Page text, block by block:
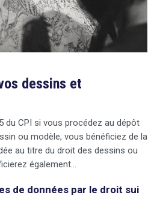
dessins et
du CPI si vous procédez au dépôt
ou modèle, vous bénéficiez de la
au titre du droit des dessins ou
également…
de données par le droit sui